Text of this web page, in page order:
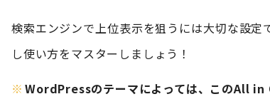
検索エンジンで上位表示を狙うには大切な設定
し使い方をマスターしましょう！
WordPressのテーマによっては、このAll in